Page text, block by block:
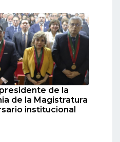
de la
de la Magistratura
institucional